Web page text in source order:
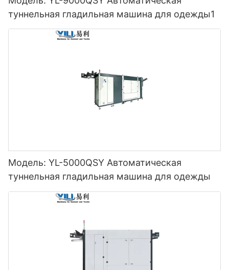
туннельная гладильная машина для одежды1
Модель: YL-5000QSY Автоматическая
туннельная гладильная машина для одежды